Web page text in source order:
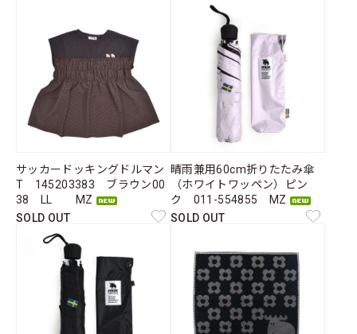
サッカードッキングドルマン
T 145203383 ブラウン00
38 LL MZ
SOLD OUT
晴雨兼用60cm折りたたみ傘
（ホワイトワッペン）ピン
ク 011-554855 MZ
SOLD OUT